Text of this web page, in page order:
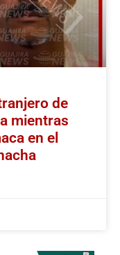
de
mientras
en el